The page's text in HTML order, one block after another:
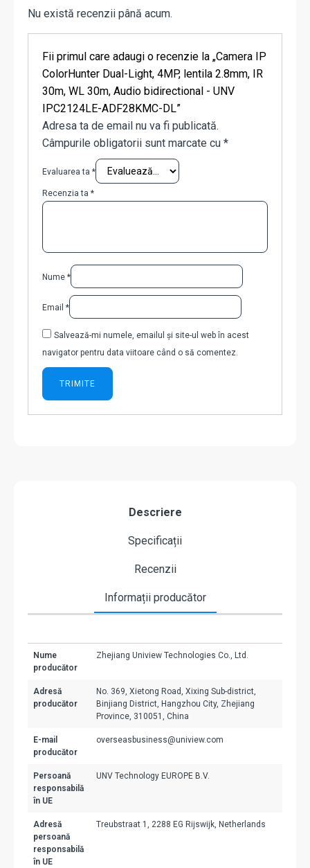
Nu există recenzii până acum.
Fii primul care adaugi o recenzie la „Camera IP
ColorHunter Dual-Light, 4MP, lentila 2.8mm, IR
30m, WL 30m, Audio bidirectional - UNV
IPC2124LE-ADF28KMC-DL”
Adresa ta de email nu va fi publicată.
Câmpurile obligatorii sunt marcate cu *
Evaluarea ta *
Recenzia ta *
Nume *
Email *
Salvează-mi numele, emailul și site-ul web în acest
navigator pentru data viitoare când o să comentez.
Descriere
Specificații
Recenzii
Informații producător
Nume
producător
Zhejiang Uniview Technologies Co., Ltd.
Adresă
producător
No. 369, Xietong Road, Xixing Sub-district,
Binjiang District, Hangzhou City, Zhejiang
Province, 310051, China
E-mail
producător
overseasbusiness@uniview.com
Persoană
responsabilă
în UE
UNV Technology EUROPE B.V.
Adresă
persoană
responsabilă
în UE
Treubstraat 1, 2288 EG Rijswijk, Netherlands